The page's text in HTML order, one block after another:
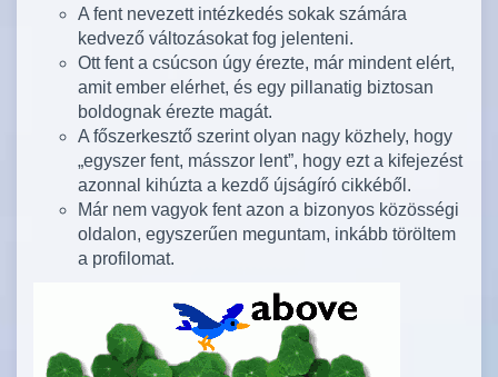
A fent nevezett intézkedés sokak számára
kedvező változásokat fog jelenteni.
Ott fent a csúcson úgy érezte, már mindent elért,
amit ember elérhet, és egy pillanatig biztosan
boldognak érezte magát.
A főszerkesztő szerint olyan nagy közhely, hogy
„egyszer fent, másszor lent”, hogy ezt a kifejezést
azonnal kihúzta a kezdő újságíró cikkéből.
Már nem vagyok fent azon a bizonyos közösségi
oldalon, egyszerűen meguntam, inkább töröltem
a profilomat.